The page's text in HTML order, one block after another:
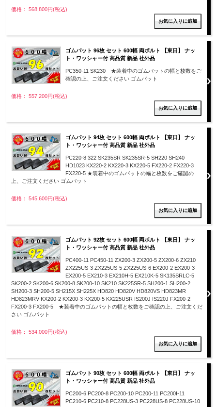
価格： 568,800円(税込)
ゴムパット 96枚 セット 600幅 両ボルト 【東日】 ナッ
ト・ワッシャー付 高品質 新品 社外品
PC350-11 SK230 ★装着中のゴムパットの幅と枚数をご
確認の上、ご注文ください ゴムパット
価格： 557,200円(税込)
ゴムパット 94枚 セット 600幅 両ボルト 【東日】 ナッ
ト・ワッシャー付 高品質 新品 社外品
PC220-8 322 SK235SR SK235SR-5 SH220 SH240
HD1023 KX220-2 KX220-3 KX220-5 FX220-2 FX220-3
FX220-5 ★装着中のゴムパットの幅と枚数をご確認の
上、ご注文ください ゴムパット
価格： 545,600円(税込)
ゴムパット 92枚 セット 600幅 両ボルト 【東日】 ナッ
ト・ワッシャー付 高品質 新品 社外品
PC400-11 PC450-11 ZX200-3 ZX200-5 ZX200-6 ZX210
ZX225US-3 ZX225US-5 ZX225US-6 EX200-2 EX200-3
EX200-5 EX210-3 EX210H-5 EX210K-5 SK135SRLC-5
SK200-2 SK200-6 SK200-8 SK200-10 SK210 SK225SR-5 SH200-1 SH200-2
SH200-3 SH200-5 SH215X SH225X HD820 HD820V HD820VS HD823MR
HD823MRV KX200-2 KX200-3 KX200-5 KX225USR IS200J IS220J FX200-2
FX200-3 FX200-5 ★装着中のゴムパットの幅と枚数をご確認の上、ご注文くだ
さい ゴムパット
価格： 534,000円(税込)
ゴムパット 90枚 セット 600幅 両ボルト 【東日】 ナッ
ト・ワッシャー付 高品質 新品 社外品
PC200-6 PC200-8 PC200-10 PC200-11 PC200I-11
PC210-6 PC210-8 PC228US-3 PC228US-8 PC228US-10